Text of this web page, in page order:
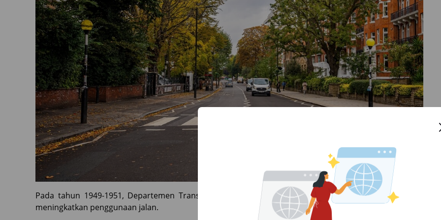
Pada tahun 1949-1951, Departemen Transportasi Inggris bereksperimen dengan desain jalan untuk
meningkatkan penggunaan jalan.